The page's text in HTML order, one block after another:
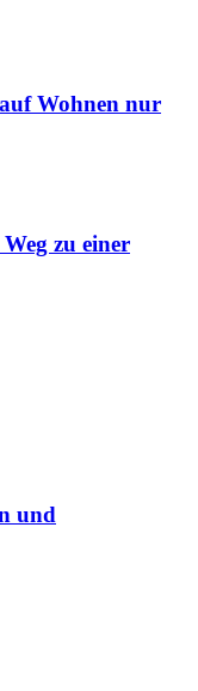
Wohnen nur
zu einer
und